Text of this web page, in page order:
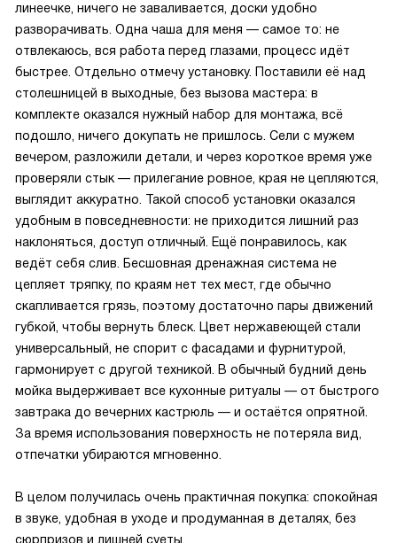
линеечке, ничего не заваливается, доски удобно
разворачивать. Одна чаша для меня — самое то: не
отвлекаюсь, вся работа перед глазами, процесс идёт
быстрее. Отдельно отмечу установку. Поставили её над
столешницей в выходные, без вызова мастера: в
комплекте оказался нужный набор для монтажа, всё
подошло, ничего докупать не пришлось. Сели с мужем
вечером, разложили детали, и через короткое время уже
проверяли стык — прилегание ровное, края не цепляются,
выглядит аккуратно. Такой способ установки оказался
удобным в повседневности: не приходится лишний раз
наклоняться, доступ отличный. Ещё понравилось, как
ведёт себя слив. Бесшовная дренажная система не
цепляет тряпку, по краям нет тех мест, где обычно
скапливается грязь, поэтому достаточно пары движений
губкой, чтобы вернуть блеск. Цвет нержавеющей стали
универсальный, не спорит с фасадами и фурнитурой,
гармонирует с другой техникой. В обычный будний день
мойка выдерживает все кухонные ритуалы — от быстрого
завтрака до вечерних кастрюль — и остаётся опрятной.
За время использования поверхность не потеряла вид,
отпечатки убираются мгновенно.
В целом получилась очень практичная покупка: спокойная
в звуке, удобная в уходе и продуманная в деталях, без
сюрпризов и лишней суеты.